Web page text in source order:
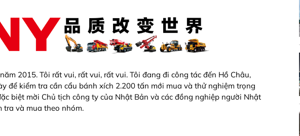
2015. Tôi rất vui, rất vui, rất vui. Tôi đang đi công tác đến Hồ Châu,
để kiểm tra cần cẩu bánh xích 2.200 tấn mới mua và thử nghiệm trọng
biệt mời Chủ tịch công ty của Nhật Bản và các đồng nghiệp người Nhật
tra và mua theo nhóm.